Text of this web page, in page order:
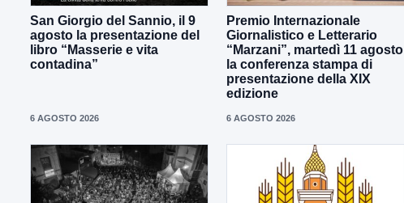
San Giorgio del Sannio, il 9
agosto la presentazione del
libro “Masserie e vita
contadina”
6 AGOSTO 2026
Premio Internazionale
Giornalistico e Letterario
“Marzani”, martedì 11 agosto
la conferenza stampa di
presentazione della XIX
edizione
6 AGOSTO 2026